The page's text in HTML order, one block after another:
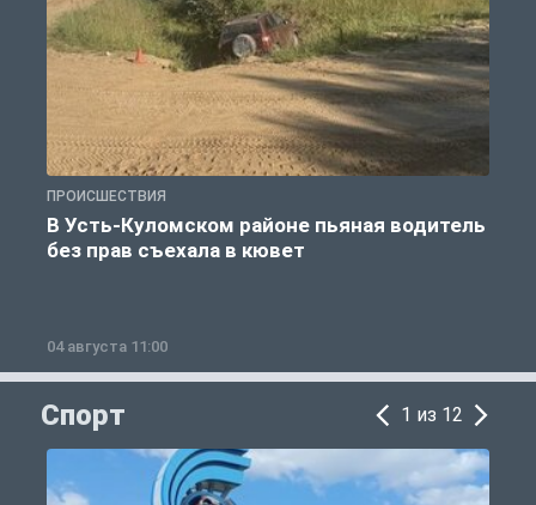
ПРОИСШЕСТВИЯ
В Усть-Куломском районе пьяная водитель
без прав съехала в кювет
04 августа 11:00
Спорт 1 из 12